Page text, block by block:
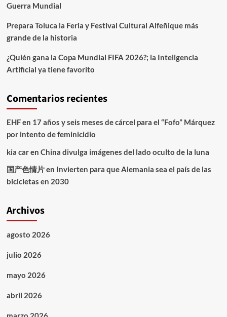
Guerra Mundial
Prepara Toluca la Feria y Festival Cultural Alfeñique más
grande de la historia
¿Quién gana la Copa Mundial FIFA 2026?; la Inteligencia
Artificial ya tiene favorito
Comentarios recientes
EHFen 17 años y seis meses de cárcel para el “Fofo” Márquez
por intento de feminicidio
kia caren China divulga imágenes del lado oculto de la luna
国产色情片en Invierten para que Alemania sea el país de las
bicicletas en 2030
Archivos
agosto 2026
julio 2026
mayo 2026
abril 2026